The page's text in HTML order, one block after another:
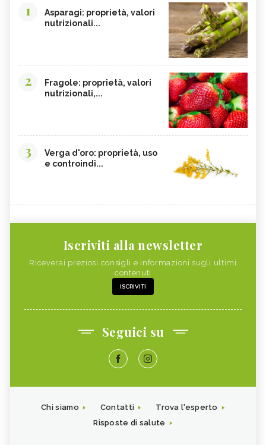
1
Asparagi: proprietà, valori
nutrizionali...
2
Fragole: proprietà, valori
nutrizionali,...
3
Verga d'oro: proprietà, uso
e controindi...
Iscriviti alla newsletter
Riceverai preziosi consigli e informazioni sugli ultimi
contenuti
ISCRIVITI
Seguici su
Chi siamo Contatti
Trova l'esperto
Risposte di salute